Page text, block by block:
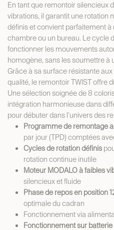
En tant que remontoir silencieux
vibrations, il garantit une rotation
définis et convient parfaitement à
chambre ou un bureau. Le cycle
fonctionner les mouvements
homogène, sans les soumettre à
Grâce à sa surface résistante
qualité, le remontoir TWIST offre
Une sélection soignée de 8
intégration harmonieuse dans
pour débuter dans l’univers des
Programme de remontage
par jour (TPD) comptées
Cycles de rotation définis
rotation continue inutile
Moteur MODALO à faibles
silencieux et fluide
Phase de repos en position
optimale du cadran
Fonctionnement via
Fonctionnement sur